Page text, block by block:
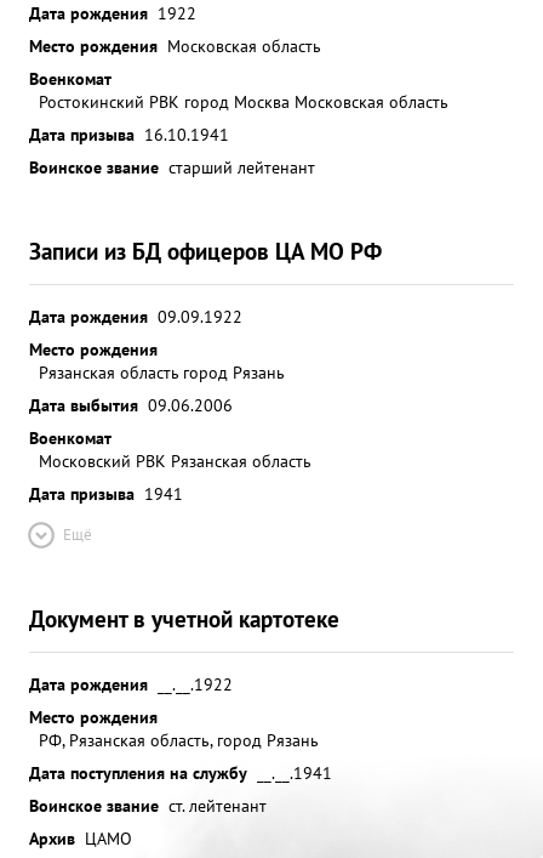
Дата рождения 1922
Место рождения Московская область
Военкомат
Ростокинский РВК город Москва Московская область
Дата призыва 16.10.1941
Воинское звание старший лейтенант
Записи из БД офицеров ЦА МО РФ
Дата рождения 09.09.1922
Место рождения
Рязанская область город Рязань
Дата выбытия 09.06.2006
Военкомат
Московский РВК Рязанская область
Дата призыва 1941
Ещё
Документ в учетной картотеке
Дата рождения
__.__.1922
Место рождения
РФ, Рязанская область, город Рязань
Дата поступления на службу
__.__.1941
Воинское звание ст. лейтенант
Архив ЦАМО